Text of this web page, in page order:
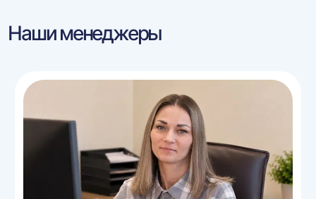
Наши менеджеры